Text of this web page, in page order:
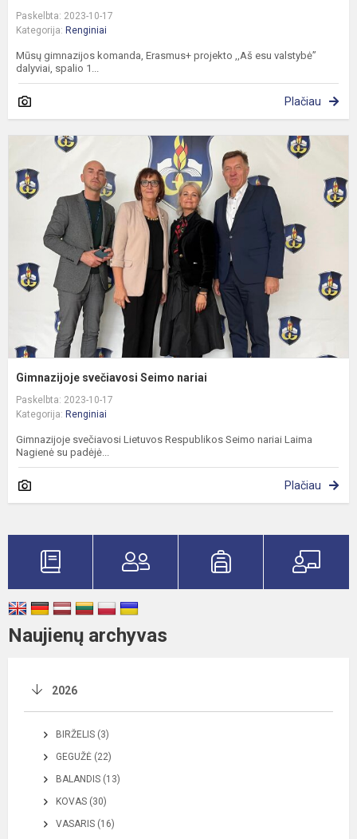
Paskelbta: 2023-10-17
Kategorija: Renginiai
Mūsų gimnazijos komanda, Erasmus+ projekto ,,Aš esu valstybė”
dalyviai, spalio 1...
Plačiau
Gimnazijoje svečiavosi Seimo nariai
Paskelbta: 2023-10-17
Kategorija: Renginiai
Gimnazijoje svečiavosi Lietuvos Respublikos Seimo nariai Laima
Nagienė su padėjė...
Plačiau
Naujienų archyvas
2026
BIRŽELIS (3)
GEGUŽĖ (22)
BALANDIS (13)
KOVAS (30)
VASARIS (16)